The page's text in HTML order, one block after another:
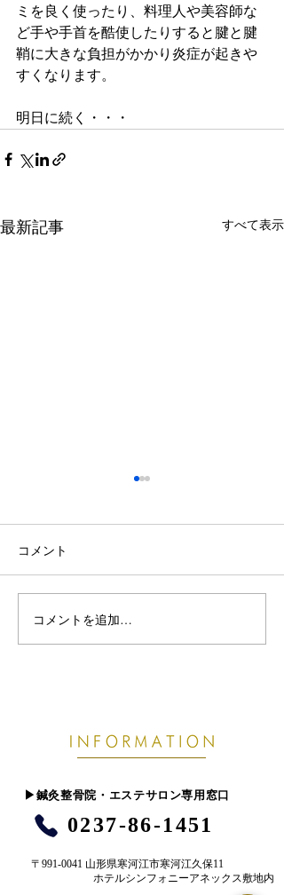
ミを良く使ったり、料理人や美容師な
ど手や手首を酷使したりすると腱と腱
鞘に大きな負担がかかり炎症が起きや
すくなります。
明日に続く・・・
最新記事 すべて表示
熱帯夜で眠りが浅い・首
こりがつらい方へ｜8月の
コメント
コメントを追加…
​▶︎鍼灸整骨院・エステサロン専用窓口
0237-86-1451
〒991-0041 山形県寒河江市寒河江久保11
ホテルシンフォニーアネックス敷地内